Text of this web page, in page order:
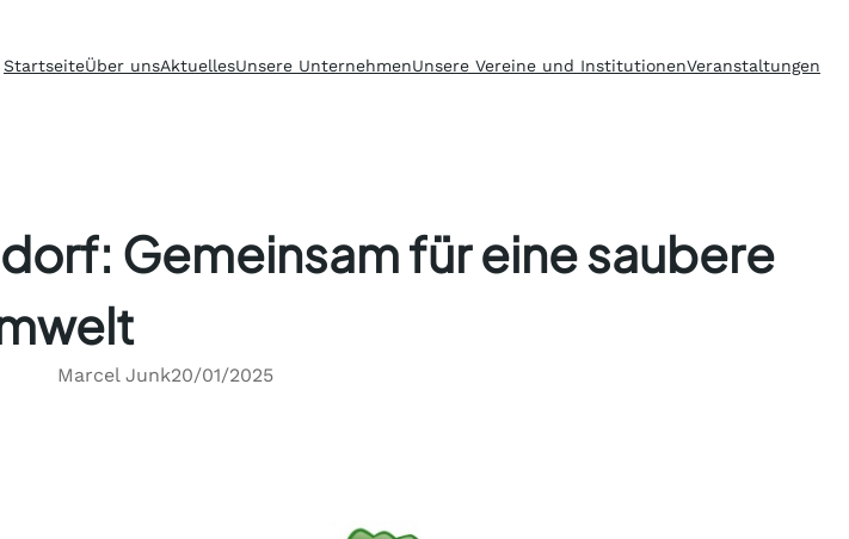
StartseiteÜber unsAktuellesUnsere UnternehmenUnsere Vereine und InstitutionenVeranstaltungen
Gemeinsam für eine saubere
Marcel Junk20/01/2025